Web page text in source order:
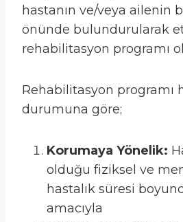
hastanın ve/veya ailenin
önünde bulundurularak
rehabilitasyon programı
Rehabilitasyon programı
durumuna göre;
Korumaya Yönelik:
olduğu fiziksel ve
hastalık süresi
amacıyla